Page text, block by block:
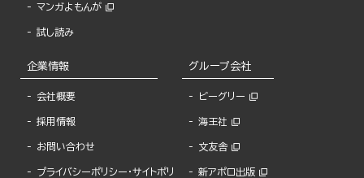
マンガよもんが
試し読み
企業情報
会社概要
採用情報
お問い合わせ
プライバシーポリシー・サイトポリ
グループ会社
ビーグリー
海王社
文友舎
新アポロ出版